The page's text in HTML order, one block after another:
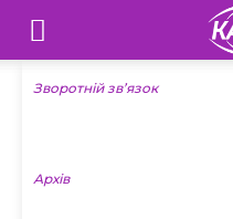
Телебачення
«Капрі»
Новини
Зворотній зв’язок
Архів